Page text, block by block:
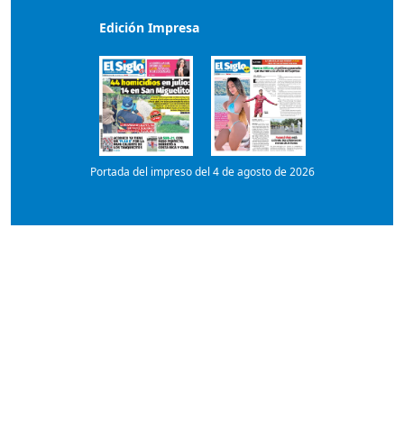
Portada del impreso del 4 de agosto de 2026